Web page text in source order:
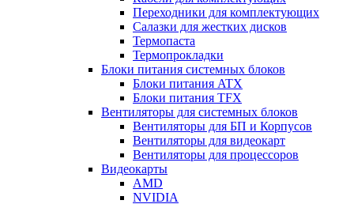
Переходники для комплектующих
Салазки для жестких дисков
Термопаста
Термопрокладки
Блоки питания системных блоков
Блоки питания ATX
Блоки питания TFX
Вентиляторы для системных блоков
Вентиляторы для БП и Корпусов
Вентиляторы для видеокарт
Вентиляторы для процессоров
Видеокарты
AMD
NVIDIA